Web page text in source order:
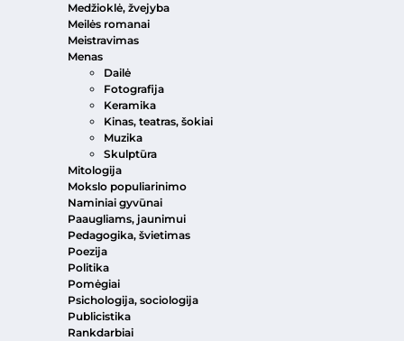
Medžioklė, žvejyba
Meilės romanai
Meistravimas
Menas
Dailė
Fotografija
Keramika
Kinas, teatras, šokiai
Muzika
Skulptūra
Mitologija
Mokslo populiarinimo
Naminiai gyvūnai
Paaugliams, jaunimui
Pedagogika, švietimas
Poezija
Politika
Pomėgiai
Psichologija, sociologija
Publicistika
Rankdarbiai